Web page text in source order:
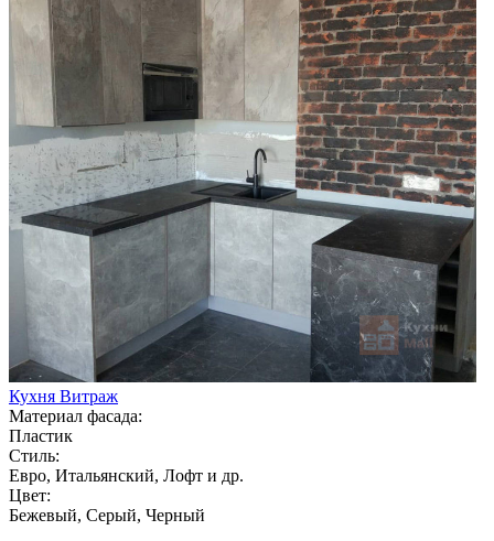
Кухня Витраж
Материал фасада:
Пластик
Стиль:
Евро, Итальянский, Лофт и др.
Цвет:
Бежевый, Серый, Черный